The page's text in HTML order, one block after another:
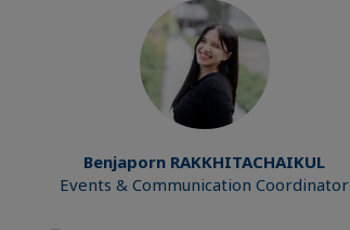
Benjaporn RAKKHITACHAIKUL
Events & Communication Coordinator